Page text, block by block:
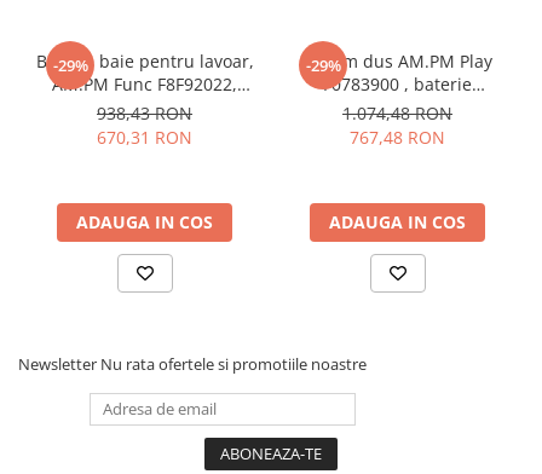
-29%
Baterie baie pentru lavoar,
AM.PM Func F8F92022,
inalta, montaj stativ,
monocomanda, finisaj
negru mat
938,43 RON
670,31 RON
ADAUGA IN COS
-29%
Sistem dus AM.PM Play
F0783900 , baterie
mecanica, finisaj cromat
1.074,48 RON
767,48 RON
ADAUGA IN COS
Newsletter Nu rata ofertele si promotiile noastre